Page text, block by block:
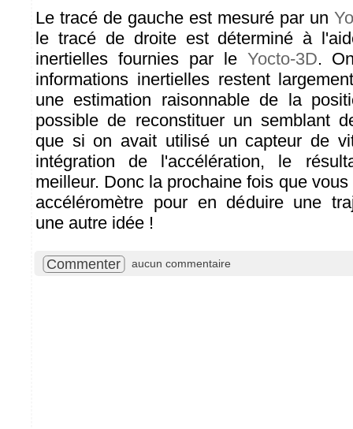
Le tracé de gauche est mesuré par un
le tracé de droite est déterminé à
inertielles fournies par le Yocto-3D.
informations inertielles restent
une estimation raisonnable de la
possible de reconstituer un semblant
que si on avait utilisé un capteur de
intégration de l'accélération, le
meilleur. Donc la prochaine fois que
accéléromètre pour en déduire une
une autre idée !
Commenter aucun commentaire